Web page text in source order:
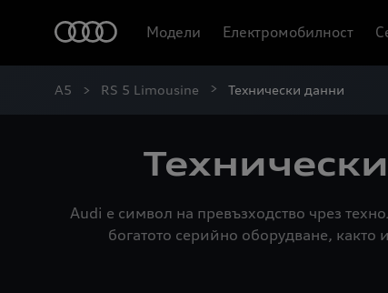
Модели Електромобилност
A5 RS 5 Limousine Технически данни
Audi е символ на превъзходство чрез
богатото серийно оборудване,